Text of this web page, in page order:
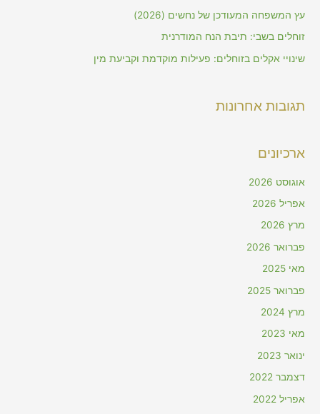
:
עץ המשפחה המעודכן של נחשים (2026)
זוחלים בשבי: תיבת הנח המודרנית
שינויי אקלים בזוחלים: פעילות מוקדמת וקביעת מין
תגובות אחרונות
ארכיונים
אוגוסט 2026
אפריל 2026
מרץ 2026
פברואר 2026
מאי 2025
פברואר 2025
מרץ 2024
מאי 2023
ינואר 2023
דצמבר 2022
אפריל 2022